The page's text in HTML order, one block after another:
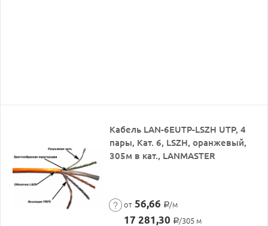
Кабель LAN-6EUTP-LSZH UTP, 4
пары, Кат. 6, LSZH, оранжевый,
305м в кат., LANMASTER
от 56,66 Р/м
17 281,30 Р/305 м